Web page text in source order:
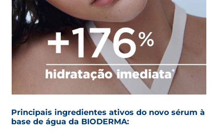
Principais ingredientes ativos do novo sérum à
base de água da BIODERMA: